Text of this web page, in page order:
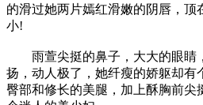
的滑过她两片嫣红滑嫩的阴唇，顶
小!
雨萱尖挺的鼻子，大大的眼睛
扬，动人极了，她纤瘦的娇躯却有
臀部和修长的美腿，加上酥胸前尖